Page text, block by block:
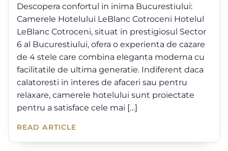
Descopera confortul in inima Bucurestiului:
Camerele Hotelului LeBlanc Cotroceni Hotelul
LeBlanc Cotroceni, situat in prestigiosul Sector
6 al Bucurestiului, ofera o experienta de cazare
de 4 stele care combina eleganta moderna cu
facilitatile de ultima generatie. Indiferent daca
calatoresti in interes de afaceri sau pentru
relaxare, camerele hotelului sunt proiectate
pentru a satisface cele mai […]
READ ARTICLE